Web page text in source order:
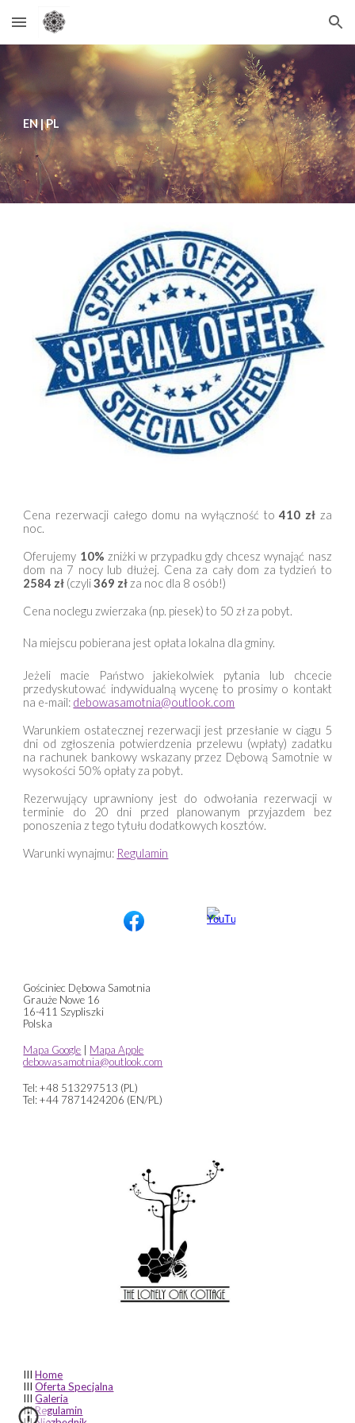
Skip to main content Skip to navigation
EN | PL
Cena rezerwacji całego domu na wyłączność to410 zł za
noc.
Oferujemy 10% zniżki w przypadku gdy chcesz wynająć nasz
dom na 7 nocy lub dłużej. Cena za cały dom za tydzień to
2584 zł (czyli369 złza noc dla 8 osób!)
Cena noclegu zwierzaka (np. piesek) to 50 złza pobyt.
Na miejscu pobierana jest opłata lokalna dla gminy.
Jeżeli macie Państwo jakiekolwiek pytania lub chcecie
przedyskutować indywidualną wycenę to prosimy o kontakt
na e-mail: debowasamotnia@outlook.com
Warunkiem ostatecznej rezerwacji jest przesłanie w ciągu 5
dni od zgłoszenia potwierdzenia przelewu (wpłaty) zadatku
na rachunek bankowy wskazany przez Dębową Samotnie w
wysokości 50% opłaty za pobyt.
Rezerwujący uprawniony jest do odwołania rezerwacji w
terminie do 20 dni przed planowanym przyjazdem bez
ponoszenia z tego tytułu dodatkowych kosztów.
Warunki wynajmu: Regulamin
Gościniec Dębowa Samotnia
Grauże Nowe 16
16-411 Szypliszki
Polska
Mapa Google
Mapa Apple
debowasamotnia@outlook.com
Tel: +48 513297513 (PL)
Tel: +44 7871424206 (EN/PL)
IIIHome
IIIOferta Specjalna
IIIGaleria
IIIRegulamin